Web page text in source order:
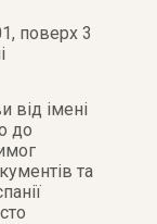
поверх 3
від імені
до
та